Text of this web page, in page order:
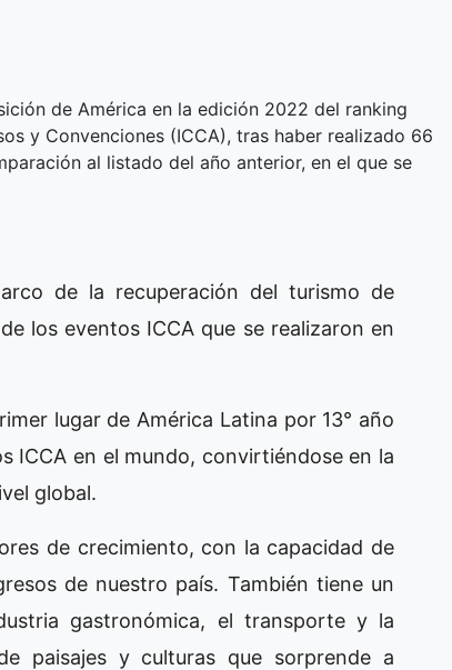
de América en la edición 2022 del ranking
y Convenciones (ICCA), tras haber realizado 66
al listado del año anterior, en el que se
de la recuperación del turismo de
los eventos ICCA que se realizaron en
lugar de América Latina por 13° año
ICCA en el mundo, convirtiéndose en la
global.
de crecimiento, con la capacidad de
de nuestro país. También tiene un
gastronómica, el transporte y la
paisajes y culturas que sorprende a